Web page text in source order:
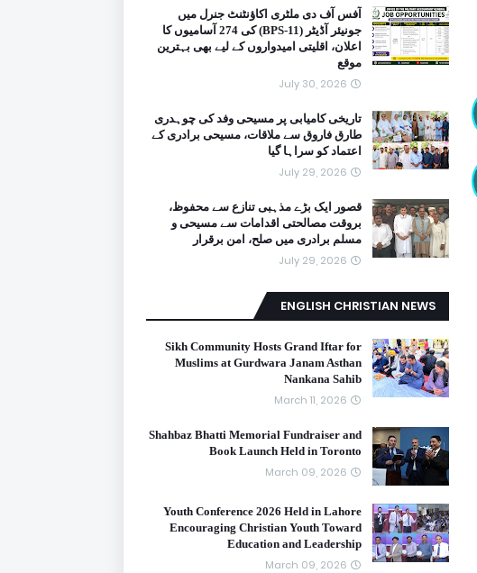
آفس آف دی ملٹری اکاؤنٹنٹ جنرل میں
جونیئر آڈیٹر (BPS-11) کی 274 آسامیوں کا
اعلان، اقلیتی امیدواروں کے لیے بھی بہترین
موقع
July 30, 2026
تاریخی کامیابی پر مسیحی وفد کی چوہدری
طارق فاروق سے ملاقات، مسیحی برادری کے
اعتماد کو سراہا گیا
July 29, 2026
قصور ایک بڑے مذہبی تنازع سے محفوظ،
بروقت مصالحتی اقدامات سے مسیحی و
مسلم برادری میں صلح، امن برقرار
July 29, 2026
ENGLISH CHRISTIAN NEWS
Sikh Community Hosts Grand Iftar for
Muslims at Gurdwara Janam Asthan
Nankana Sahib
March 11, 2026
Shahbaz Bhatti Memorial Fundraiser and
Book Launch Held in Toronto
March 09, 2026
Youth Conference 2026 Held in Lahore
Encouraging Christian Youth Toward
Education and Leadership
March 09, 2026